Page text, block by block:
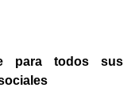
para todos sus